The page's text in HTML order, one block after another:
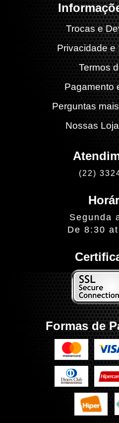
Trocas e
Privacidade e
Termos
Pagamento
Perguntas
Nossas
(22)
Segunda
De 8:30
Formas de